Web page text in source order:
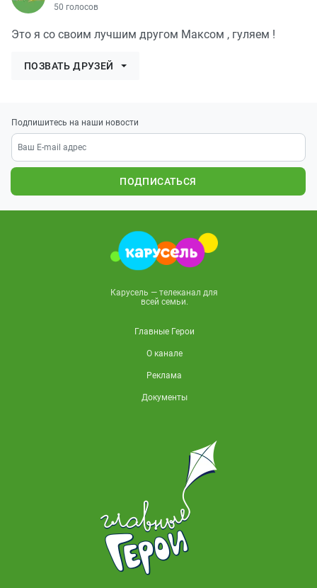
50 голосов
Это я со своим лучшим другом Максом , гуляем !
ПОЗВАТЬ ДРУЗЕЙ
Подпишитесь на наши новости
ПОДПИСАТЬСЯ
Карусель — телеканал для
всей семьи.
Главные Герои
О канале
Реклама
Документы